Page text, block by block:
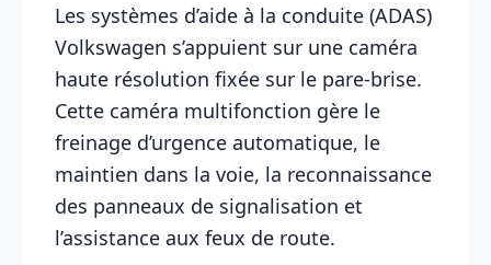
Les systèmes d’aide à la conduite (ADAS)
Volkswagen s’appuient sur une caméra
haute résolution fixée sur le pare-brise.
Cette caméra multifonction gère le
freinage d’urgence automatique, le
maintien dans la voie, la reconnaissance
des panneaux de signalisation et
l’assistance aux feux de route.